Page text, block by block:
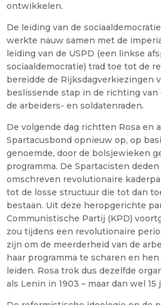
ontwikkelen.
De leiding van de
werkte nauw samen met de
leiding van de USPD (een linkse
sociaaldemocratie) trad toe tot de
bereidde de Rijksdagverkiezingen
beslissende stap in de richting
de arbeiders- en soldatenraden.
De volgende dag richtten Rosa en
Spartacusbond opnieuw op, op
genoemde, door de bolsjewieken
programma. De Spartacisten
omschreven revolutionaire
tot de losse structuur die tot dan
bestaan. Uit deze heropgerichte
Communistische Partij (KPD)
zou tijdens een revolutionaire
zijn om de meerderheid van de
haar programma te scharen en
leiden. Rosa trok dus dezelfde
als Lenin in 1903 – maar dan wel 15